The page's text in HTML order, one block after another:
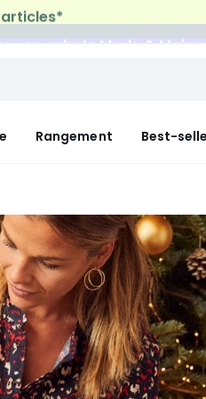
vos achats Mode &
Rangement Best-